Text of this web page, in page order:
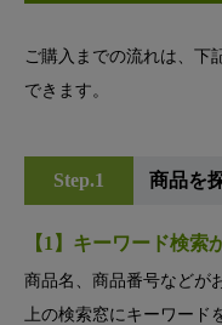
ご購入までの流れは、下
できます。
Step.1 商品を
【1】キーワード検索
商品名、商品番号などが
上の検索窓にキーワー